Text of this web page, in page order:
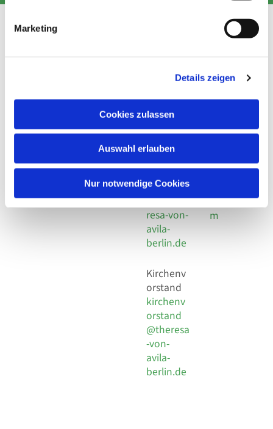
Marketing
Details zeigen
Cookies zulassen
Auswahl erlauben
Nur notwendige Cookies
Adresse
Kirchengemeinde Pfarrei
Hl. Theresa von Avila Berlin
Leitender Pfarrer - Norbert
Behaimstr. 39
Kont
Telefon
+49 30
924 64 28
Fax +49
30 924 54
18
E-Mail
info@the
resa-von-
avila-
berlin.de
Kirchenv
orstand
kirchenv
orstand
@theresa
-von-
avila-
berlin.de
Links
Datensch
utz
Social
Impressu
m